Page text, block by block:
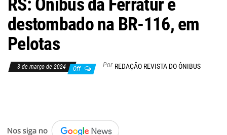
RS: Ônibus da Ferratur é
destombado na BR-116, em
Pelotas
3 de março de 2024 Off Por REDAÇÃO REVISTA DO ÔNIBUS